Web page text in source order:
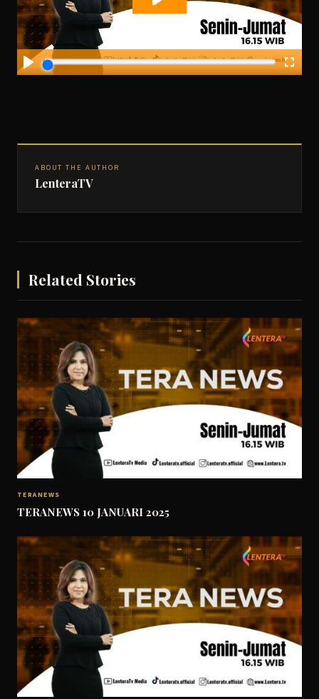
ABOUT THE AUTHOR
LenteraTV
Related Stories
TERANEWS
TERANEWS 10 JANUARI 2025